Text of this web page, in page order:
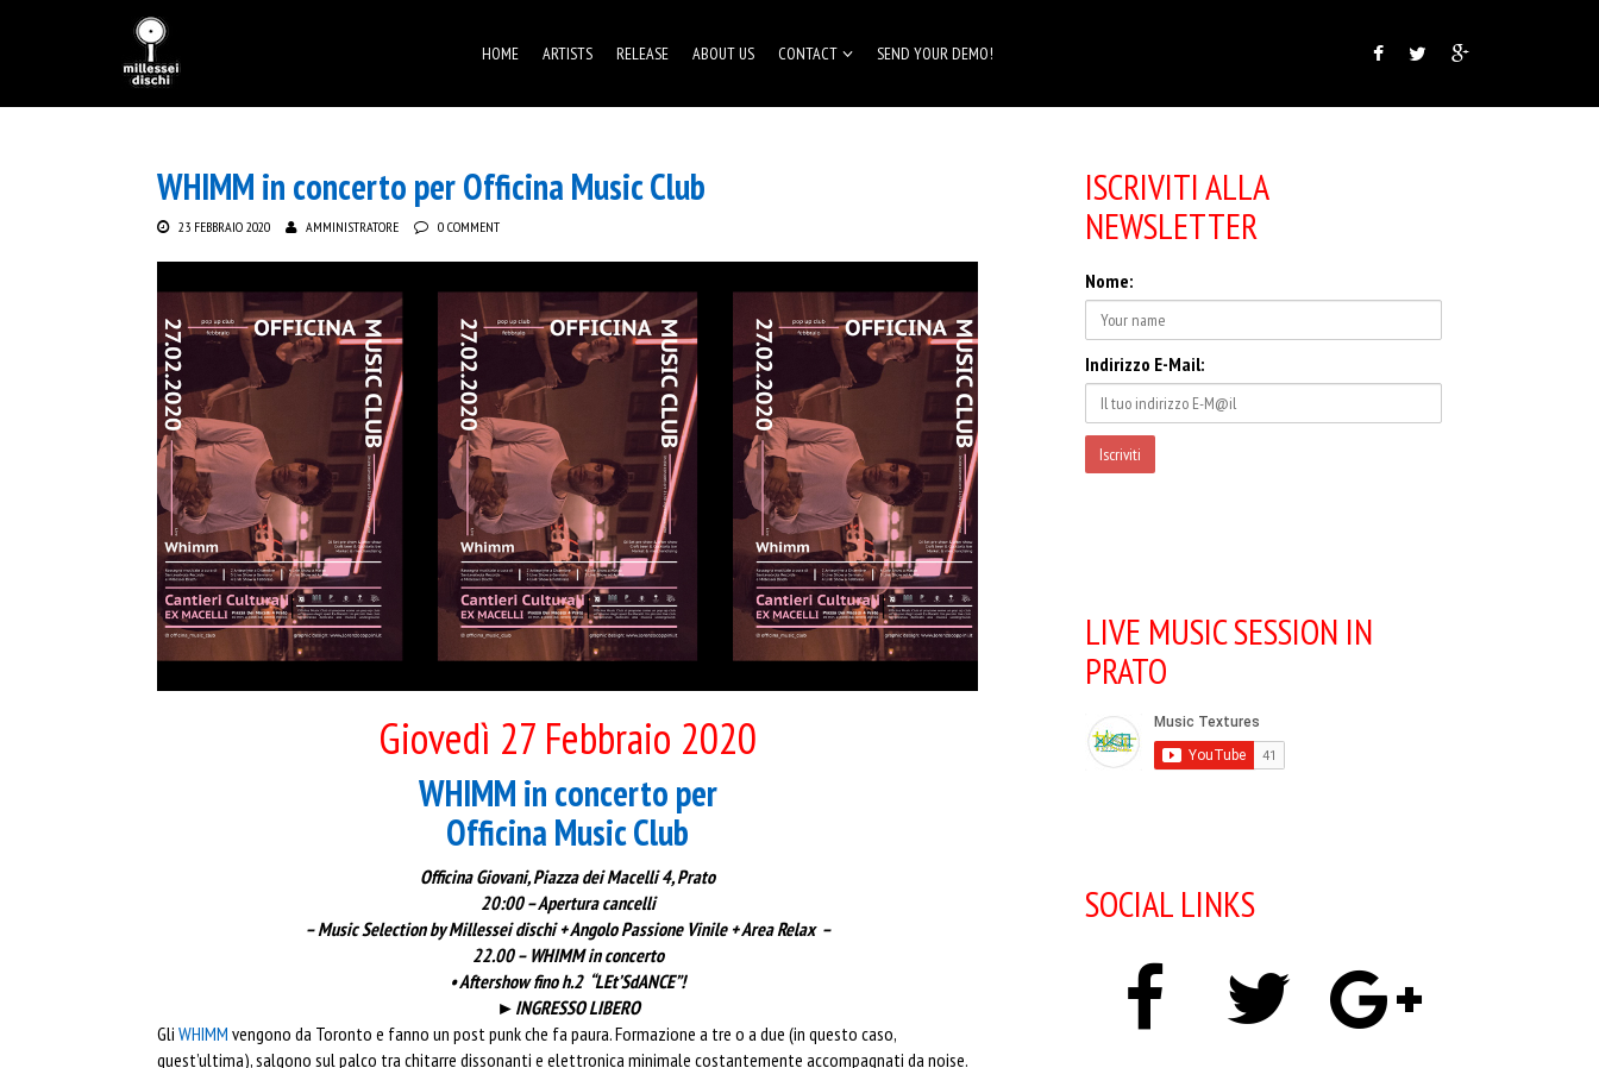
HOME ARTISTS RELEASE ABOUT US CONTACT SEND YOUR DEMO!
WHIMM in concerto per Officina Music Club
23 FEBBRAIO 2020 AMMINISTRATORE 0 COMMENT
Giovedì 27 Febbraio 2020
WHIMM in concerto per
Officina Music Club
Officina Giovani, Piazza dei Macelli 4, Prato
20:00 – Apertura cancelli
– Music Selection by Millessei dischi + Angolo Passione Vinile + Area Relax –
22.00 – WHIMM in concerto
• Aftershow fino h.2 “LEt’SdANCE”!
►INGRESSO LIBERO
Gli WHIMM vengono da Toronto e fanno un post punk che fa paura. Formazione a tre o a due (in questo caso,
quest’ultima), salgono sul palco tra chitarre dissonanti e elettronica minimale costantemente accompagnati da noise.
ISCRIVITI ALLA
NEWSLETTER
Nome:
Indirizzo E-Mail:
LIVE MUSIC SESSION IN
PRATO
SOCIAL LINKS